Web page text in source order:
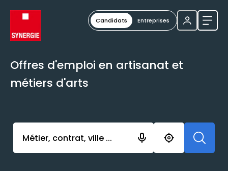
Candidats Entreprises
Offres d'emploi en artisanat et
métiers d'arts
Activer l’élément pour lancer l’enregistrement.